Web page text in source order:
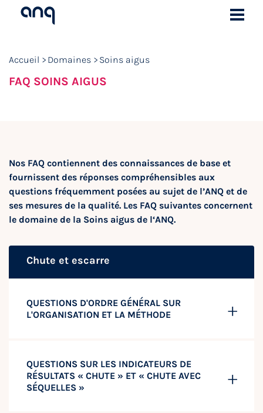
Accueil Domaines Soins aigus
FAQ SOINS AIGUS
Nos FAQ contiennent des connaissances de base et
fournissent des réponses compréhensibles aux
questions fréquemment posées au sujet de l’ANQ et de
ses mesures de la qualité. Les FAQ suivantes concernent
le domaine de la Soins aigus de l‘ANQ.
Chute et escarre
QUESTIONS D'ORDRE GÉNÉRAL SUR
L'ORGANISATION ET LA MÉTHODE
QUESTIONS SUR LES INDICATEURS DE
RÉSULTATS « CHUTE » ET « CHUTE AVEC
SÉQUELLES »